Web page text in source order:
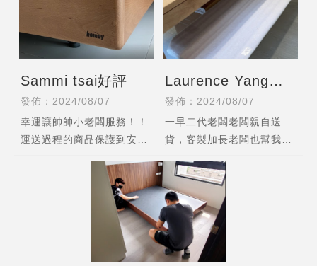
Sammi tsai好評
發佈：2024/08/07
幸運讓帥帥小老闆服務！！
運送過程的商品保護到安裝
Laurence Yang好
評
發佈：2024/08/07
一早二代老闆老闆親自送
貨，客製加長老闆也幫我特
沒啟用所以不拆封）